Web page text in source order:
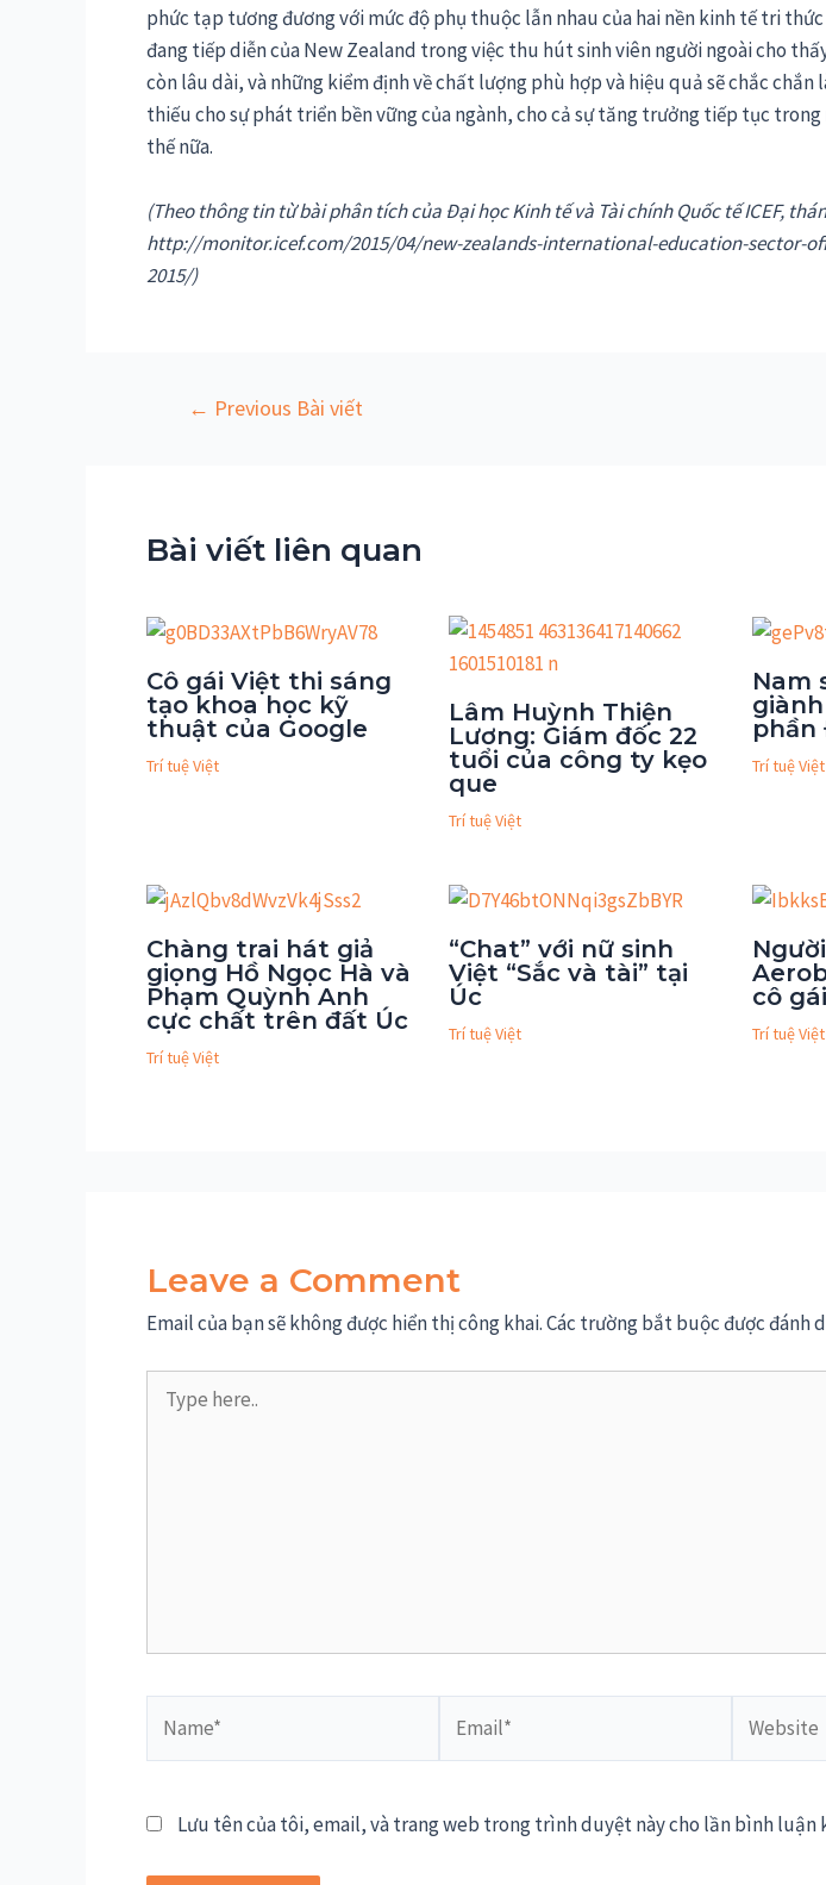
phức tạp tương đương với mức độ phụ thuộc lẫn nhau của hai nền kinh tế tri thức
đang tiếp diễn của New Zealand trong việc thu hút sinh viên người ngoài cho
còn lâu dài, và những kiểm định về chất lượng phù hợp và hiệu quả sẽ chắc
thiếu cho sự phát triển bền vững của ngành, cho cả sự tăng trưởng tiếp tục trong
thế nữa.
(Theo thông tin từ bài phân tích của Đại học Kinh tế và Tài chính Quốc tế ICEF,
http://monitor.icef.com/2015/04/new-zealands-international-education-sector-
2015/)
← Previous Bài viết
Bài viết liên quan
Cô gái Việt thi sáng
tạo khoa học kỹ
thuật của Google
Trí tuệ Việt
Lâm Huỳnh Thiện
Lương: Giám đốc 22
tuổi của công ty kẹo
que
Trí tuệ Việt
Nam
phần
Trí tuệ Việt
Chàng trai hát giả
giọng Hồ Ngọc Hà và
Phạm Quỳnh Anh
cực chất trên đất Úc
Trí tuệ Việt
“Chat” với nữ sinh
Việt “Sắc và tài” tại
Úc
Trí tuệ Việt
cô
Trí tuệ Việt
Leave a Comment
Email của bạn sẽ không được hiển thị công khai.Các trường bắt buộc được đánh
here..
Lưu tên của tôi, email, và trang web trong trình duyệt này cho lần bình luận